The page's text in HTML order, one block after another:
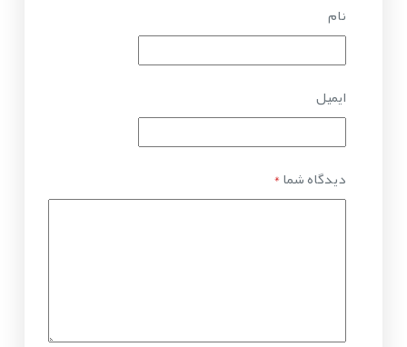
نام
ایمیل
دیدگاه شما*